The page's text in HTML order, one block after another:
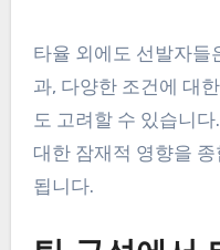
타율 외에도 선발자들
과, 다양한 조건에 대
도 고려할 수 있습니
대한 잠재적 영향을
됩니다.